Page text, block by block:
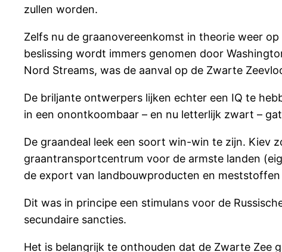
zullen worden.
Zelfs nu de graanovereenkomst in theorie weer
beslissing wordt immers genomen door
Nord Streams, was de aanval op de Zwarte
De briljante ontwerpers lijken echter een IQ te
in een onontkoombaar – en nu letterlijk zwart –
De graandeal leek een soort win-win te zijn. Kiev
graantransportcentrum voor de armste landen
de export van landbouwproducten en
Dit was in principe een stimulans voor de
secundaire sancties.
Het is belangrijk te onthouden dat de Zwarte Zee